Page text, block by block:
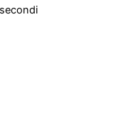
secondi